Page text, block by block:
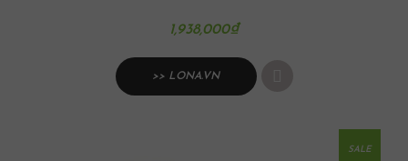
1,938,000₫
>> LONA.VN
SALE